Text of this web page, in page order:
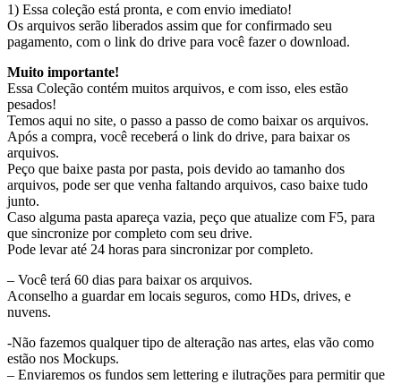
1) Essa coleção está pronta, e com envio imediato!
Os arquivos serão liberados assim que for confirmado seu
pagamento, com o link do drive para você fazer o download.
Muito importante!
Essa Coleção contém muitos arquivos, e com isso, eles estão
pesados!
Temos aqui no site, o passo a passo de como baixar os arquivos.
Após a compra, você receberá o link do drive, para baixar os
arquivos.
Peço que baixe pasta por pasta, pois devido ao tamanho dos
arquivos, pode ser que venha faltando arquivos, caso baixe tudo
junto.
Caso alguma pasta apareça vazia, peço que atualize com F5, para
que sincronize por completo com seu drive.
Pode levar até 24 horas para sincronizar por completo.
– Você terá 60 dias para baixar os arquivos.
Aconselho a guardar em locais seguros, como HDs, drives, e
nuvens.
-Não fazemos qualquer tipo de alteração nas artes, elas vão como
estão nos Mockups.
– Enviaremos os fundos sem lettering e ilutrações para permitir que